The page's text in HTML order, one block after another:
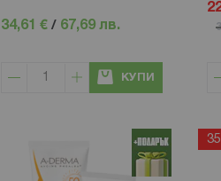
34,61 € / 67,69 лв.
КУПИ